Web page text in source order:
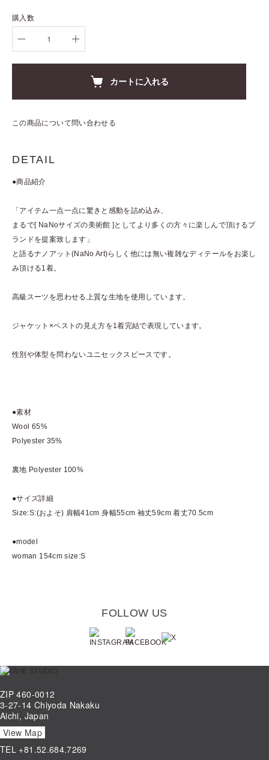
購入数
カートに入れる
この商品について問い合わせる
DETAIL
●商品紹介
「アイテム一点一点に驚きと感動を詰め込み、
まるで[ NaNoサイズの美術館 ]としてより多くの方々に楽しんで頂けるブ
ランドを提案致します」
と語るナノアット(NaNo Art)らしく他には無い複雑なディテールをお楽し
み頂ける1着。
高級スーツを思わせる上質な生地を使用しています。
ジャケット×ベストの見え方を1着完結で表現しています。
性別や体型を問わないユニセックスピースです。
●素材
Wool 65%
Polyester 35%
裏地 Polyester 100%
●サイズ詳細
Size:S:(およそ) 肩幅41cm 身幅55cm 袖丈59cm 着丈70.5cm
●model
woman 154cm size:S
FOLLOW US
ZIP 460-0012
3-27-14 Chiyoda Nakaku
Aichi, Japan
View Map
TEL +81.52.684.7269